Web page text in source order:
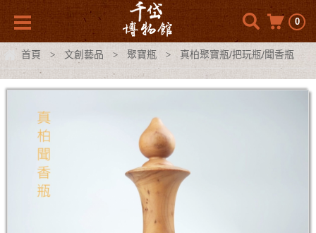
0
首頁 > 文創藝品 > 聚寶瓶 > 真柏聚寶瓶/把玩瓶/聞香瓶